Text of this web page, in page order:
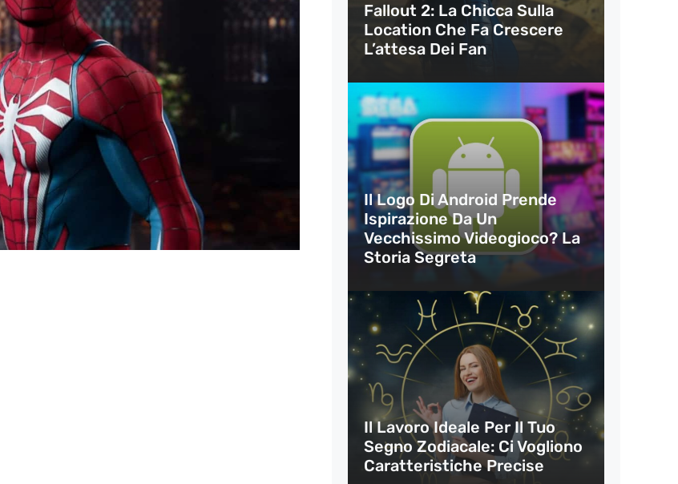
Fallout 2: La Chicca Sulla
Location Che Fa Crescere
L’attesa Dei Fan
Il Logo Di Android Prende
Ispirazione Da Un
Vecchissimo Videogioco? La
Storia Segreta
Il Lavoro Ideale Per Il Tuo
Segno Zodiacale: Ci Vogliono
Caratteristiche Precise